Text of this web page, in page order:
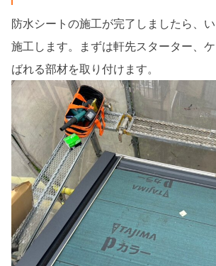
防水シートの施工が完了しましたら、
施工します。まずは軒先スターター、
ばれる部材を取り付けます。